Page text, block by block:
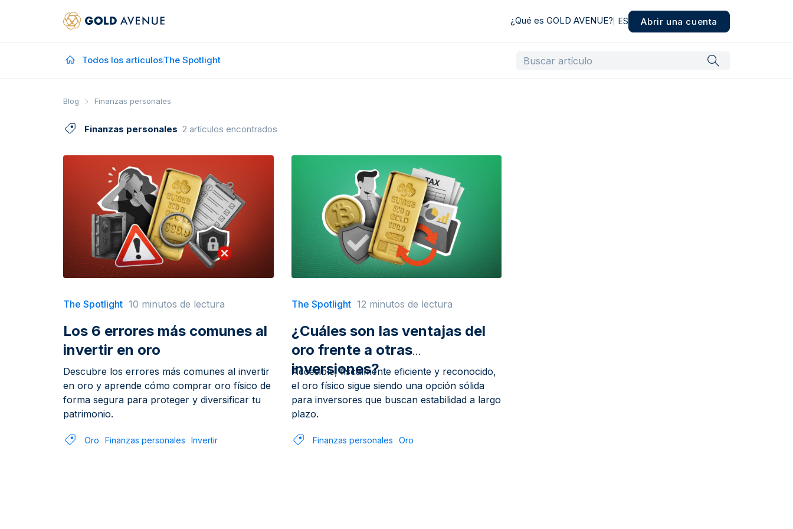
¿Qué es GOLD AVENUE? ES Abrir una cuenta
Todos los artículosThe Spotlight
Blog Finanzas personales
Finanzas personales 2 artículos encontrados
The Spotlight 10 minutos de lectura
Los 6 errores más comunes al
invertir en oro
Descubre los errores más comunes al invertir
en oro y aprende cómo comprar oro físico de
forma segura para proteger y diversificar tu
patrimonio.
Oro Finanzas personales Invertir
The Spotlight 12 minutos de lectura
¿Cuáles son las ventajas del
oro frente a otras
inversiones?
Accesible, fiscalmente eficiente y reconocido,
el oro físico sigue siendo una opción sólida
para inversores que buscan estabilidad a largo
plazo.
Finanzas personales Oro